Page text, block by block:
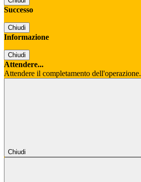
Successo
Chiudi
Informazione
Chiudi
Attendere...
Attendere il completamento
Chiudi